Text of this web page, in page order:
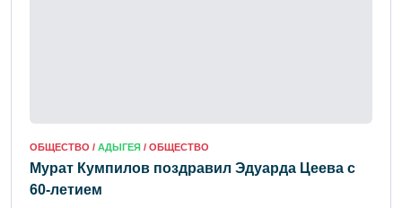
ОБЩЕСТВО / АДЫГЕЯ / ОБЩЕСТВО
Мурат Кумпилов поздравил Эдуарда Цеева с
60-летием